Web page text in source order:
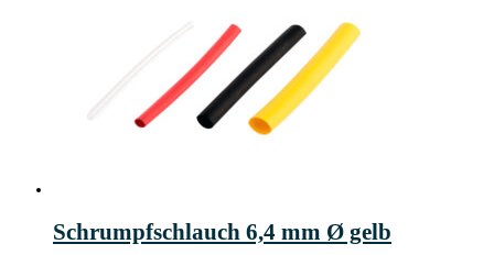
Schrumpfschlauch 6,4 mm Ø gelb